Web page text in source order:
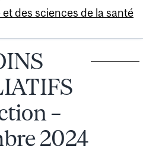
des sciences de la santé
–
2024